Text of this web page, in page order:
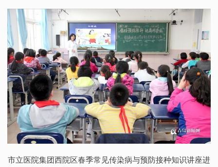
市立医院集团西院区春季常见传染病与预防接种知识讲座进